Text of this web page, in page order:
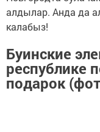
алдылар. Анда да
калабыз!
Буинские
республике
подарок